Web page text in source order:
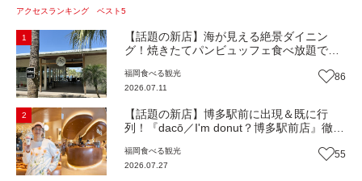
アクセスランキング ベスト5
1
【話題の新店】海が見える絶景ダイニン
グ！焼きたてパンビュッフェ食べ放題で大
Beach Cafe』（福岡・糸島市）【まち歩
き】
福岡食べる観光
2026.07.11
86
2
【話題の新店】博多駅前に出現＆既に行
列！『dacō／I'm donut？博多駅前店』徹底
しみ方＆イチオシメニューも紹介！（福岡
市博多区）【まち歩き】
福岡食べる観光
2026.07.27
55